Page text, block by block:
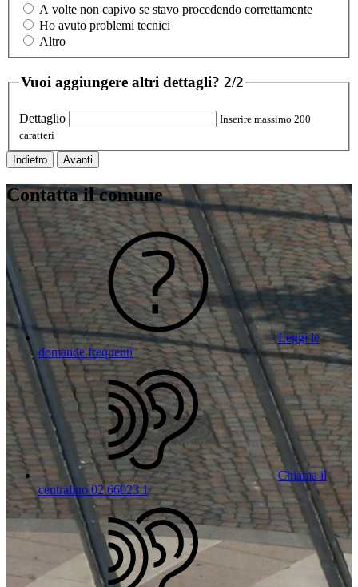
A volte non capivo se stavo procedendo correttamente
Ho avuto problemi tecnici
Altro
Vuoi aggiungere altri dettagli? 2/2
Dettaglio
Inserire massimo 200
caratteri
Indietro Avanti
Contatta il comune
Leggi le
domande frequenti
Chiama il
centralino 02 66023 1